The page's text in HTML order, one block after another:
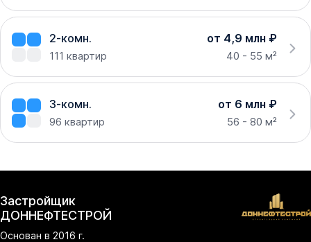
2-комн. от 4,9 млн ₽
111 квартир 40 - 55 м²
3-комн. от 6 млн ₽
96 квартир 56 - 80 м²
Застройщик
ДОННЕФТЕСТРОЙ
Основан в 2016 г.